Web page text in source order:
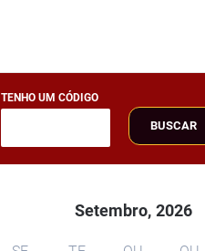
TENHO UM CÓDIGO
BUSCAR
Setembro, 2026